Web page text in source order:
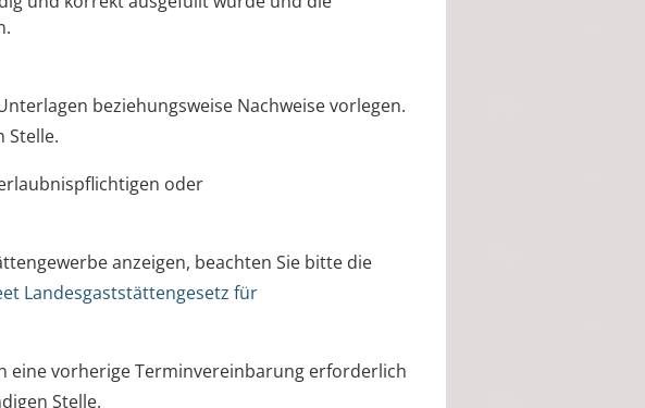
beziehungsweise Nachweise vorlegen.
Stelle.
oder
anzeigen, beachten Sie bitte die
Landesgaststättengesetz für
eine vorherige Terminvereinbarung erforderlich
Stelle.